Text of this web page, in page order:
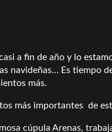
a fin de año y lo
navideñas… Es tiempo
más.
más importantes de
cúpula Arenas,